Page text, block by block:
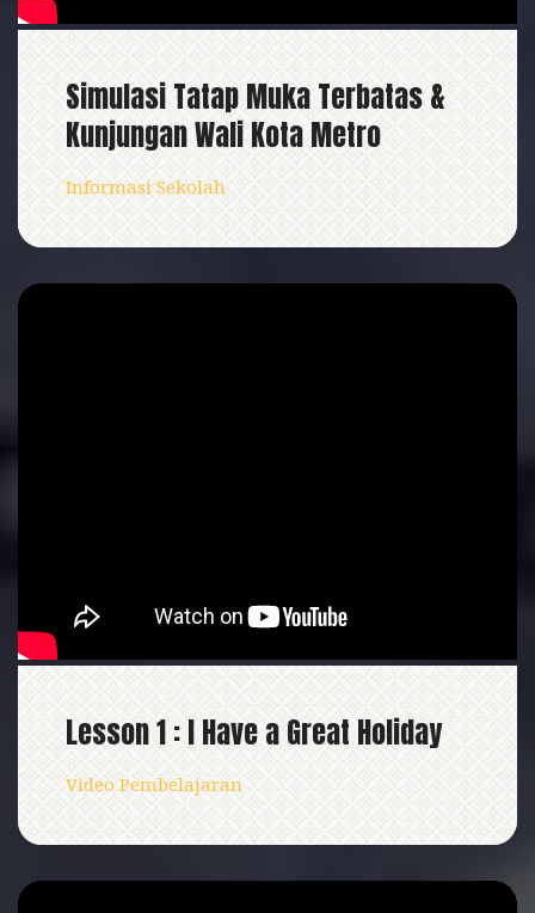
Simulasi Tatap Muka Terbatas &
Kunjungan Wali Kota Metro
Informasi Sekolah
Lesson 1 : I Have a Great Holiday
Video Pembelajaran